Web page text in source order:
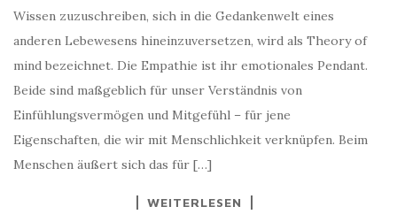
Wissen zuzuschreiben, sich in die Gedankenwelt eines
anderen Lebewesens hineinzuversetzen, wird als Theory of
mind bezeichnet. Die Empathie ist ihr emotionales Pendant.
Beide sind maßgeblich für unser Verständnis von
Einfühlungsvermögen und Mitgefühl – für jene
Eigenschaften, die wir mit Menschlichkeit verknüpfen. Beim
Menschen äußert sich das für […]
WEITERLESEN